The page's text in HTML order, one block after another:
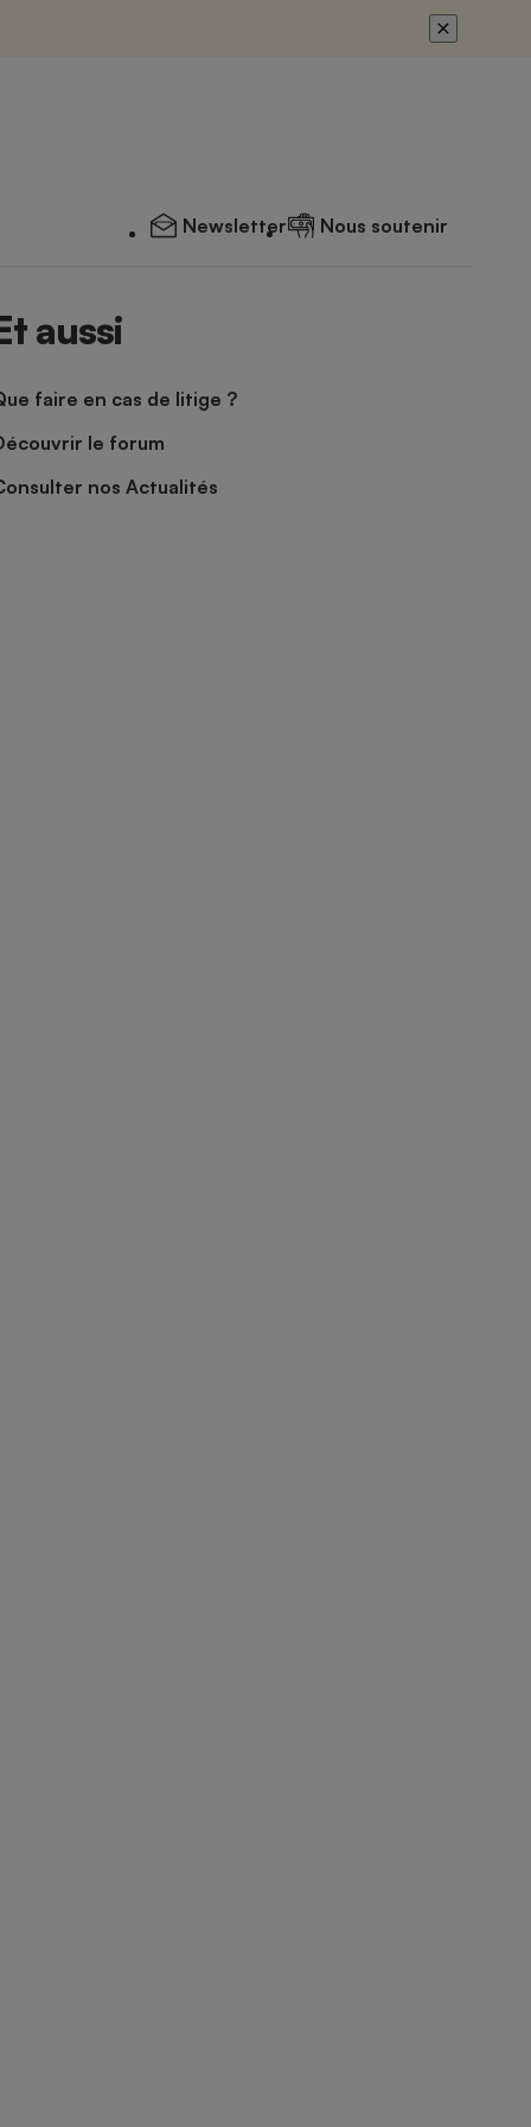
Newsletter Nous soutenir
aussi
faire en cas de litige ?
le forum
nos Actualités